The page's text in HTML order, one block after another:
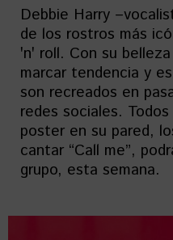
Debbie Harry
de los rostros más
ꞌnꞌ roll. Con su
marcar tendencia y
son recreados en
redes sociales.
poster en su pared,
cantar “Call me”,
grupo, esta semana.